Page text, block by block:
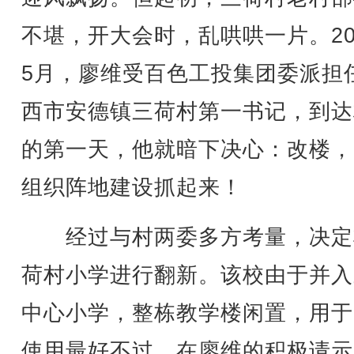
不堪，开大会时，乱哄哄一片。
5月，廖维受百色工投集团委派担
西市安德镇三荷村第一书记，到
的第一天，他就暗下决心：改楼
组织阵地建设抓起来！
经过与村两委多方考量，决
荷村小学进行翻新。该校由于并
中心小学，整栋教学楼闲置，用